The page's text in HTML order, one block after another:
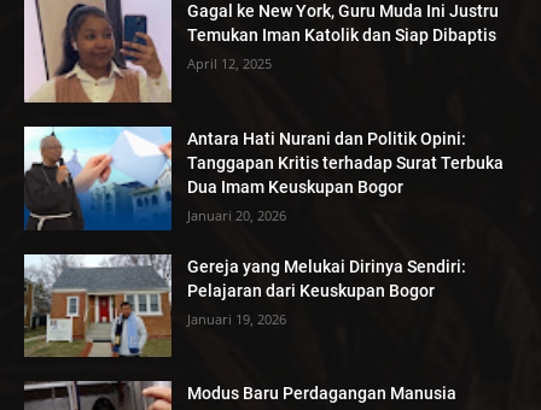
Gagal ke New York, Guru Muda Ini Justru
Temukan Iman Katolik dan Siap Dibaptis
April 12, 2025
Antara Hati Nurani dan Politik Opini:
Tanggapan Kritis terhadap Surat Terbuka
Dua Imam Keuskupan Bogor
Januari 20, 2026
Gereja yang Melukai Dirinya Sendiri:
Pelajaran dari Keuskupan Bogor
Januari 19, 2026
Modus Baru Perdagangan Manusia